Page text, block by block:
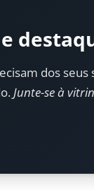
dos seus
Junte-se à